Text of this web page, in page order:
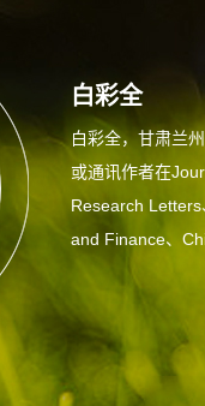
白彩全
白彩全，甘肃兰
或通讯作者在
Research
and Finance、